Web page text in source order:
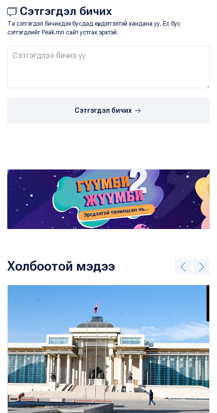
Сэтгэгдэл бичих
Та сэтгэгдэл бичихдээ бусдад хүндэтгэлтэй хандана уу. Ёс бус
сэтгэгдлийг Peak.mn сайт устгах эрхтэй.
Сэтгэгдэл бичих
Холбоотой мэдээ